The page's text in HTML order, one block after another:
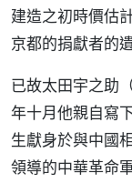
建造之初時價估
京都的捐獻者的
已故太田宇之助
年十月他親自寫
生獻身於與中國
領導的中華革命